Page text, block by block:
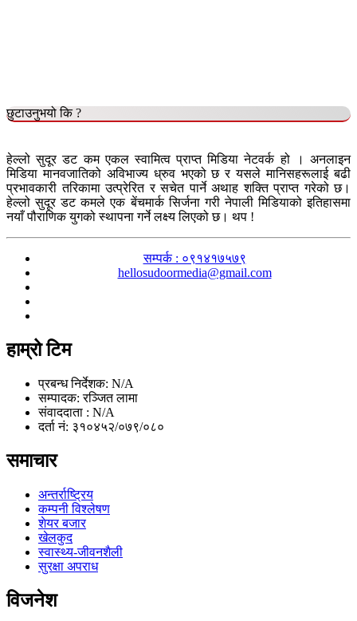
छुटाउनुभयो कि ?
हेल्लो सुदूर डट कम एकल स्वामित्व प्राप्त मिडिया नेटवर्क हो । अनलाइन
मिडिया मानवजातिको अविभाज्य ध्रुव भएको छ र यसले मानिसहरूलाई बढी
प्रभावकारी तरिकामा उत्प्रेरित र सचेत पार्ने अथाह शक्ति प्राप्त गरेको छ।
हेल्लो सुदूर डट कमले एक बेंचमार्क सिर्जना गरी नेपाली मिडियाको इतिहासमा
नयाँ पौराणिक युगको स्थापना गर्ने लक्ष्य लिएको छ। थप !
सम्पर्क : ०९१४१७५७९
hellosudoormedia@gmail.com
हाम्रो टिम
प्रबन्ध निर्देशक: N/A
सम्पादक: रञ्जित लामा
संवाददाता : N/A
दर्ता नं: ३१०४५२/०७९/०८०
समाचार
अन्तर्राष्ट्रिय
कम्पनी विश्लेषण
शेयर बजार
खेलकुद
स्वास्थ्य-जीवनशैली
सुरक्षा अपराध
विजनेश